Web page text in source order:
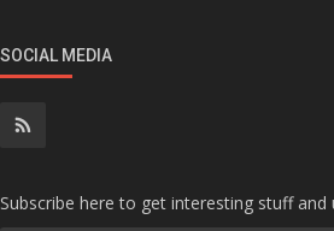
SOCIAL MEDIA
Subscribe here to get interesting stuff and